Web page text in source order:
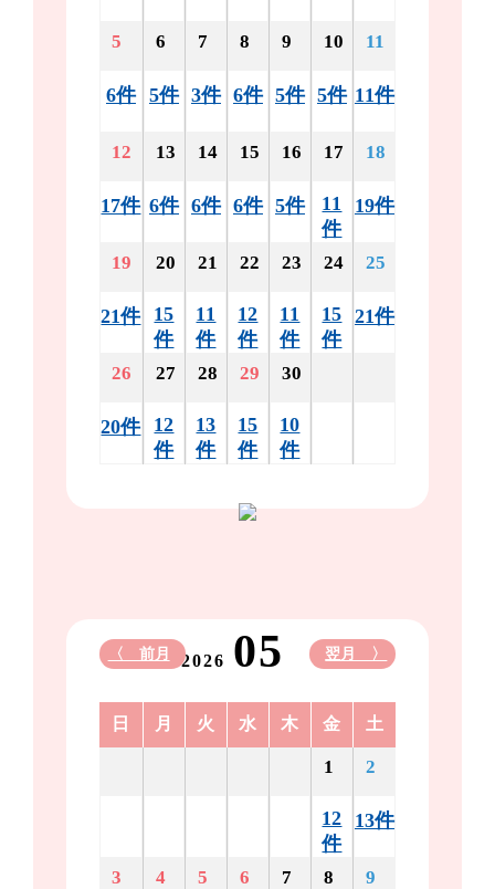
5
6件
6
5件
7
3件
8
6件
9
5件
10
5件
11
11件
12
17件
13
6件
14
6件
15
6件
16
5件
17
11
件
18
19件
19
21件
20
15
件
21
11
件
22
12
件
23
11
件
24
15
件
25
21件
26
20件
27
12
件
28
13
件
29
15
件
30
10
件
2026 05
〈 前月 翌月 〉
日 月 火 水 木 金 土
1
12
件
2
13件
3 4 5 6 7 8 9